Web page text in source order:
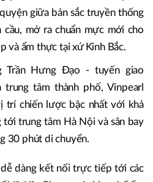
giữa bản sắc truyền thống
mở ra chuẩn mực mới cho
và ẩm thực tại xứ Kinh Bắc.
Trần Hưng Đạo - tuyến giao
tâm thành phố, Vinpearl
trí chiến lược bậc nhất với khả
tới trung tâm Hà Nội và sân bay
30 phút di chuyển.
dàng kết nối trực tiếp tới các